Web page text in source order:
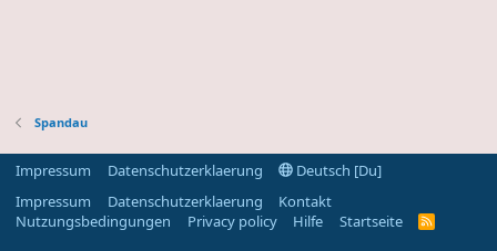
Spandau
Impressum Datenschutzerklaerung
Deutsch [Du]
Impressum
Datenschutzerklaerung
Kontakt
Nutzungsbedingungen
Privacy policy Hilfe Startseite
R
S